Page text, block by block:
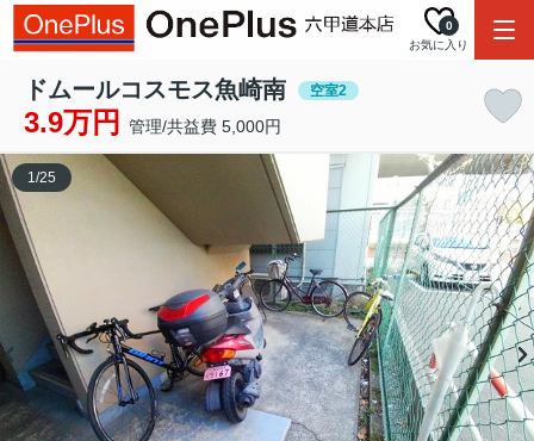
お気に入り
0
ドムールコスモス魚崎南 空室2
3.9万円 管理/共益費 5,000円
1/25